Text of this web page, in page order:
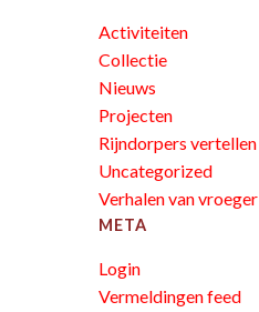
Activiteiten
Collectie
Nieuws
Projecten
Rijndorpers vertellen
Uncategorized
Verhalen van vroeger
META
Login
Vermeldingen feed